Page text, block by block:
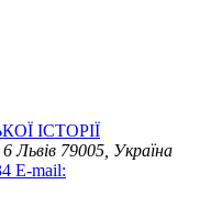
ІСТОРІЇ
6Львів 79005, Україна
E-mail: